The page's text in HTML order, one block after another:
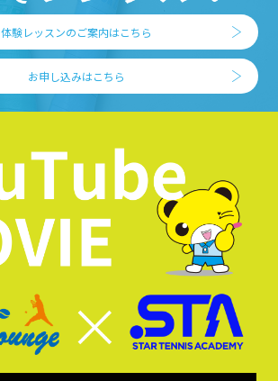
体験レッスンのご案内はこちら
お申し込みはこちら